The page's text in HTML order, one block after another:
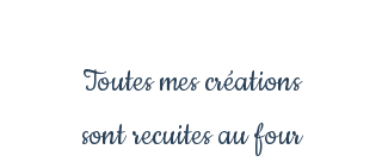
Toutes mes créations
sont recuites au four